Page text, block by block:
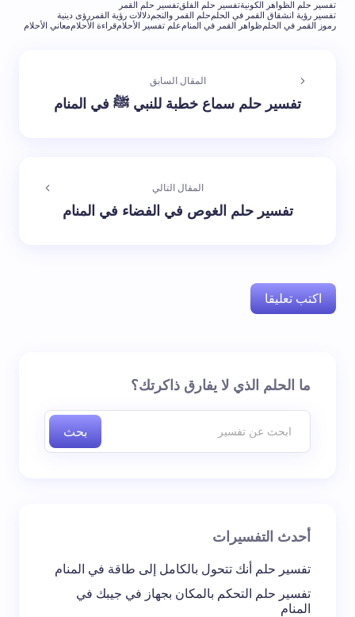
تفسير حلم الظواهر الكونيةتفسير حلم الفلقتفسير حلم القمر
تفسير رؤية انشقاق القمر في الحلم حلم القمر والنجمدلالات رؤية القمر رؤى دينية
رموز القمر في الحلم ظواهر القمر في المنامعلم تفسير الأحلامقراءة الأحلاممعاني الأحلام
المقال السابق
تفسير حلم سماع خطبة للنبي ﷺ في المنام
المقال التالي
تفسير حلم الغوص في الفضاء في المنام
اكتب تعليقا
لن يتم نشر عنوان بريدك الإلكتروني. الحقول الإلزامية مشارما الحلم الذي لا يفارق ذاكرتك؟
بحث
أحدث التفسيرات
تفسير حلم أنك تتحول بالكامل إلى طاقة في المنام
تفسير حلم التحكم بالمكان بجهاز في جيبك في
المنام